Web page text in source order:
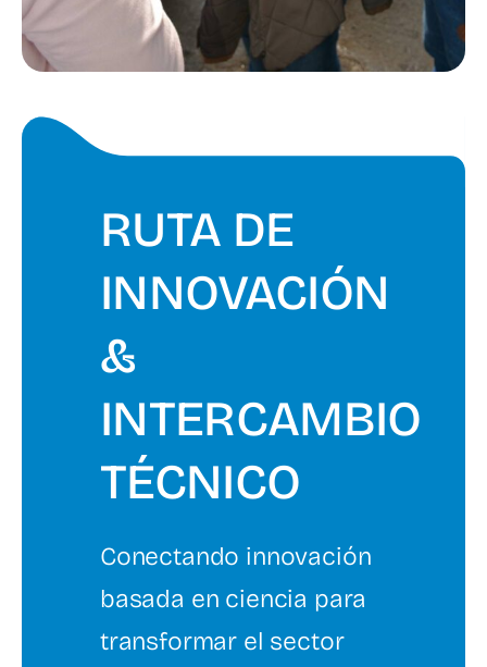
RUTA DE
INNOVACIÓN
&
INTERCAMBIO
TÉCNICO
Conectando innovación
basada en ciencia para
transformar el sector